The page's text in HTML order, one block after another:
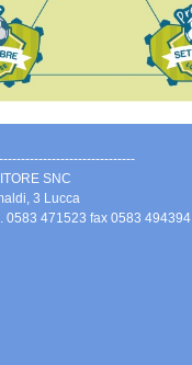
SNC
3 Lucca
0583 471523 fax 0583 494394